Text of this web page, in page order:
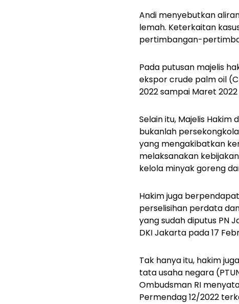
Andi menyebutkan
lemah. Keterkaitan
pertimbangan-
Pada putusan majelis
ekspor crude palm oil
2022 sampai Maret
Selain itu, Majelis
bukanlah
yang mengakibatkan
melaksanakan
kelola minyak goreng
Hakim juga
perselisihan perdata
yang sudah diputus PN
DKI Jakarta pada 17
Tak hanya itu, hakim
tata usaha negara
Ombudsman RI
Permendag 12/2022